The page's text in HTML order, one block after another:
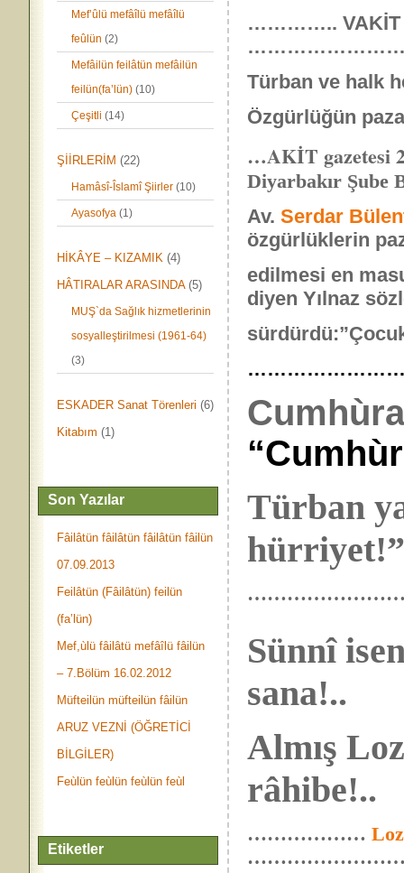
Mef’ûlü mefâîlü mefâîlü
feûlün (2)
Mefâilün feilâtün mefâilün
feilün(fa’lün) (10)
Çeşitli (14)
ŞİİRLERİM (22)
Hamâsî-Îslamî Şiirler (10)
Ayasofya (1)
HİKÂYE – KIZAMIK (4)
HÂTIRALAR ARASINDA(5)
MUŞ`da Sağlık hizmetlerinin
sosyalleştirilmesi (1961-64)
(3)
ESKADER Sanat Törenleri (6)
Kitabım (1)
Son Yazılar
Fâilâtün fâilâtün fâilâtün fâilün
07.09.2013
Feilâtün (Fâilâtün) feilün
(fa’lün)
Mef,ùlü fâilâtü mefâîlü fâilün
– 7.Bölüm 16.02.2012
Müfteilün müfteilün fâilün
ARUZ VEZNİ (ÖĞRETİCİ
BİLGİLER)
Feùlün feùlün feùlün feùl
Etiketler
………….. VAKİT
Türban ve halk
Özgürlüğün
…AKİT gazetesi
Diyarbakır Şube
Av.Serdar
özgürlüklerin
edilmesi en
diyen Yılnaz
Türban
Sünnî
sana!..
Almış
râhibe!..
………………